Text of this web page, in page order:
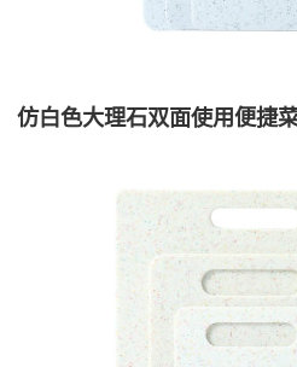
仿白色大理石双面使用便捷